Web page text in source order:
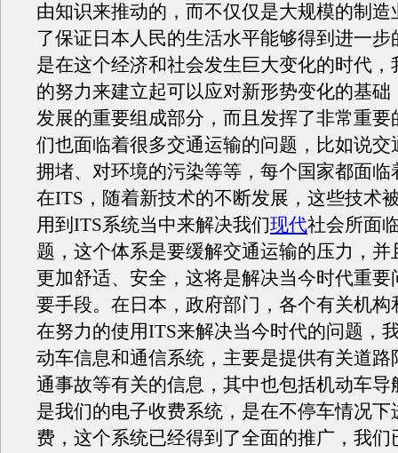
由知识来推动的，而不仅仅是大规模的制造
了保证日本人民的生活水平能够得到进一步
是在这个经济和社会发生巨大变化的时代，
的努力来建立起可以应对新形势变化的基础
发展的重要组成部分，而且发挥了非常重要
们也面临着很多交通运输的问题，比如说交
拥堵、对环境的污染等等，每个国家都面临
在ITS，随着新技术的不断发展，这些技术
用到ITS系统当中来解决我们现代社会所面
题，这个体系是要缓解交通运输的压力，并
更加舒适、安全，这将是解决当今时代重要
要手段。在日本，政府部门，各个有关机构
在努力的使用ITS来解决当今时代的问题，
动车信息和通信系统，主要是提供有关道路
通事故等有关的信息，其中也包括机动车导
是我们的电子收费系统，是在不停车情况下
费，这个系统已经得到了全面的推广，我们